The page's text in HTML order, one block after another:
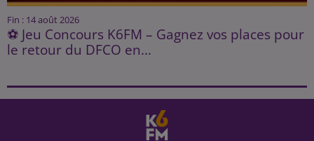
Fin : 14 août 2026
⚽ Jeu Concours K6FM – Gagnez vos places pour
le retour du DFCO en...